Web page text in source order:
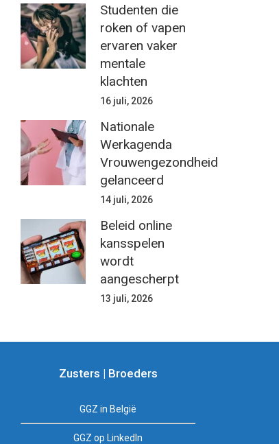
Studenten die
roken of vapen
ervaren vaker
mentale
klachten
16 juli, 2026
Nationale
Werkagenda
Vrouwengezondheid
gelanceerd
14 juli, 2026
Beleid online
kansspelen
wordt
aangescherpt
13 juli, 2026
Zusters | Broeders
GGZ in België
GGZ op LinkedIn